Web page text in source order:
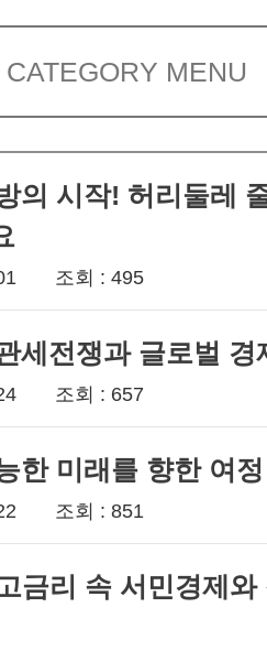
CATEGORY MENU
의 시작! 허리둘레
조회 : 495
세전쟁과 글로벌
조회 : 657
한 미래를 향한 여
조회 : 851
금리 속 서민경제